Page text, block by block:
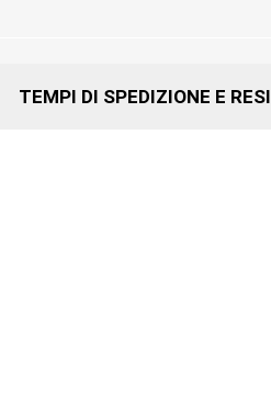
TEMPI DI SPEDIZIONE E RESI